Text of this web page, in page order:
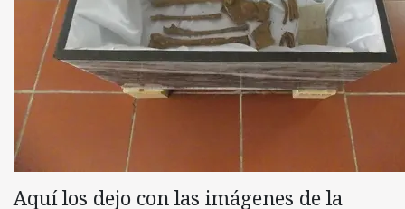
Aquí los dejo con las imágenes de la